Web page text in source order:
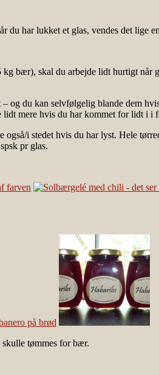
du har lukket et glas, vendes det lige
bær), skal du arbejde lidt hurtigt når
og du kan selvfølgelig blande dem
mere hvis du har kommet for lidt i i
i stedet hvis du har lyst. Hele
pr glas.
tømmes for bær.